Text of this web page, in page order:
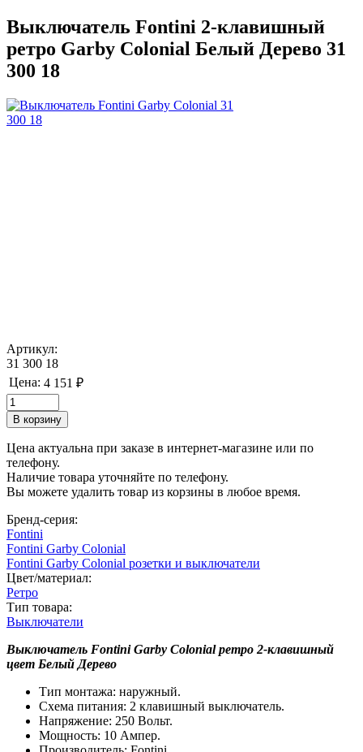
Выключатель Fontini 2-клавишный
ретро Garby Colonial Белый Дерево 31
300 18
Артикул:
31 300 18
Цена: 4 151 ₽
Цена актуальна при заказе в интернет-магазине или по
телефону.
Наличие товара уточняйте по телефону.
Вы можете удалить товар из корзины в любое время.
Бренд-серия:
Fontini
Fontini Garby Colonial
Fontini Garby Colonial розетки и выключатели
Цвет/материал:
Ретро
Тип товара:
Выключатели
Выключатель Fontini Garby Colonial ретро 2-клавишный
цвет Белый Дерево
Тип монтажа: наружный.
Схема питания: 2 клавишный выключатель.
Напряжение: 250 Вольт.
Мощность: 10 Ампер.